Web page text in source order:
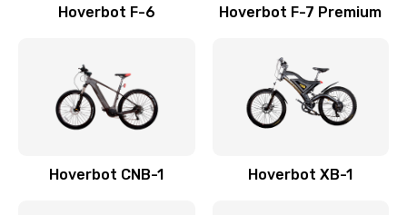
Hoverbot F-6 Hoverbot F-7 Premium
Hoverbot CNB-1 Hoverbot XB-1